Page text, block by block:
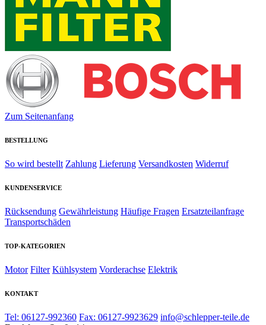
Zum Seitenanfang
BESTELLUNG
So wird bestellt Zahlung Lieferung Versandkosten Widerruf
KUNDENSERVICE
Rücksendung Gewährleistung Häufige Fragen Ersatzteilanfrage
Transportschäden
TOP-KATEGORIEN
Motor Filter Kühlsystem Vorderachse Elektrik
KONTAKT
Tel: 06127-992360 Fax: 06127-9923629 info@schlepper-teile.de